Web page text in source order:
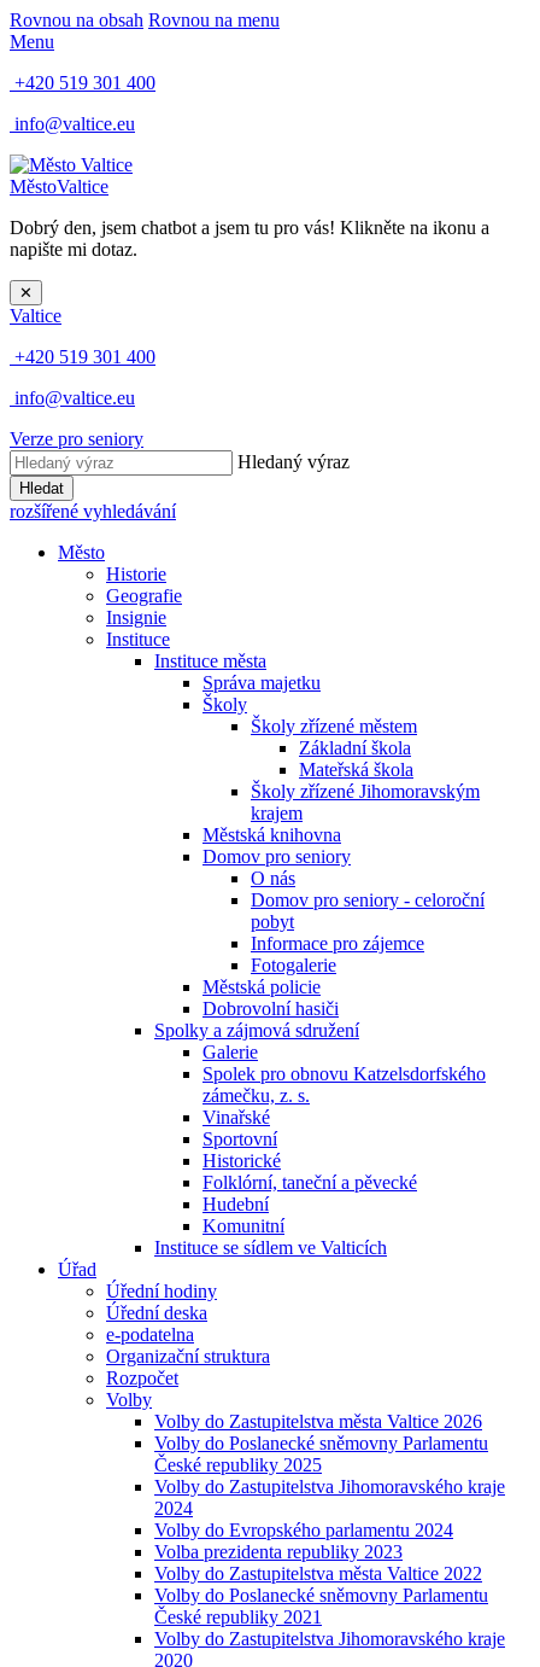
Rovnou na obsah Rovnou na menu
Menu
+420 519 301 400
info@valtice.eu
MěstoValtice
Dobrý den, jsem chatbot a jsem tu pro vás! Klikněte na ikonu a
napište mi dotaz.
✕
Valtice
+420 519 301 400
info@valtice.eu
Verze pro seniory
Hledaný výraz
Hledat
rozšířené vyhledávání
Město
Historie
Geografie
Insignie
Instituce
Instituce města
Správa majetku
Školy
Školy zřízené městem
Základní škola
Mateřská škola
Školy zřízené Jihomoravským
krajem
Městská knihovna
Domov pro seniory
O nás
Domov pro seniory - celoroční
pobyt
Informace pro zájemce
Fotogalerie
Městská policie
Dobrovolní hasiči
Spolky a zájmová sdružení
Galerie
Spolek pro obnovu Katzelsdorfského
zámečku, z. s.
Vinařské
Sportovní
Historické
Folklórní, taneční a pěvecké
Hudební
Komunitní
Instituce se sídlem ve Valticích
Úřad
Úřední hodiny
Úřední deska
e-podatelna
Organizační struktura
Rozpočet
Volby
Volby do Zastupitelstva města Valtice 2026
Volby do Poslanecké sněmovny Parlamentu
České republiky 2025
Volby do Zastupitelstva Jihomoravského kraje
2024
Volby do Evropského parlamentu 2024
Volba prezidenta republiky 2023
Volby do Zastupitelstva města Valtice 2022
Volby do Poslanecké sněmovny Parlamentu
České republiky 2021
Volby do Zastupitelstva Jihomoravského kraje
2020